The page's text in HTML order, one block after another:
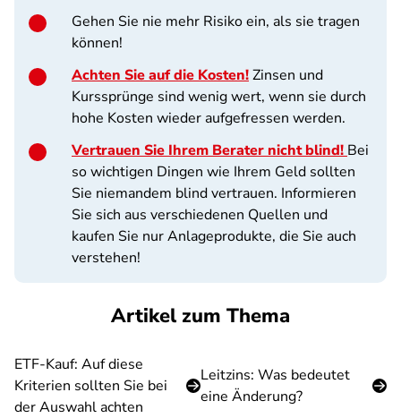
Gehen Sie nie mehr Risiko ein, als sie tragen
können!
Achten Sie auf die Kosten!Zinsen und
Kurssprünge sind wenig wert, wenn sie durch
hohe Kosten wieder aufgefressen werden.
Vertrauen Sie Ihrem Berater nicht blind! Bei
so wichtigen Dingen wie Ihrem Geld sollten
Sie niemandem blind vertrauen. Informieren
Sie sich aus verschiedenen Quellen und
kaufen Sie nur Anlageprodukte, die Sie auch
verstehen!
Artikel zum Thema
ETF-Kauf: Auf diese
Kriterien sollten Sie bei
der Auswahl achten
Leitzins: Was bedeutet
eine Änderung?